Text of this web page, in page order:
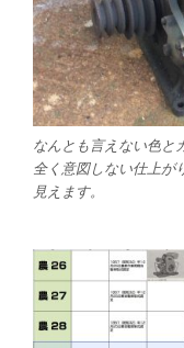
なんとも言えない色と
全く意図しない仕上が
見えます。